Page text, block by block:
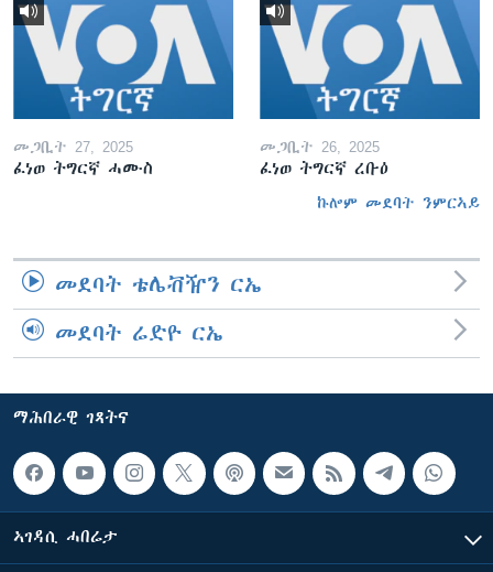
መጋቢት 27, 2025
ፈነወ ትግርኛ ሓሙስ
መጋቢት 26, 2025
ፈነወ ትግርኛ ረቡዕ
ኩሎም መደባት ንምርኣይ
መደባት ቴሌቭዥን ርኤ
መደባት ሬድዮ ርኤ
ማሕበራዊ ገጻትና
ኣገዳሲ ሓበሬታ